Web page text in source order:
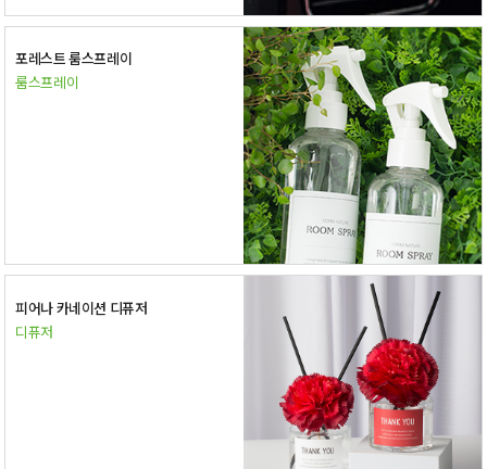
포레스트 룸스프레이
룸스프레이
피어나 카네이션 디퓨저
디퓨저